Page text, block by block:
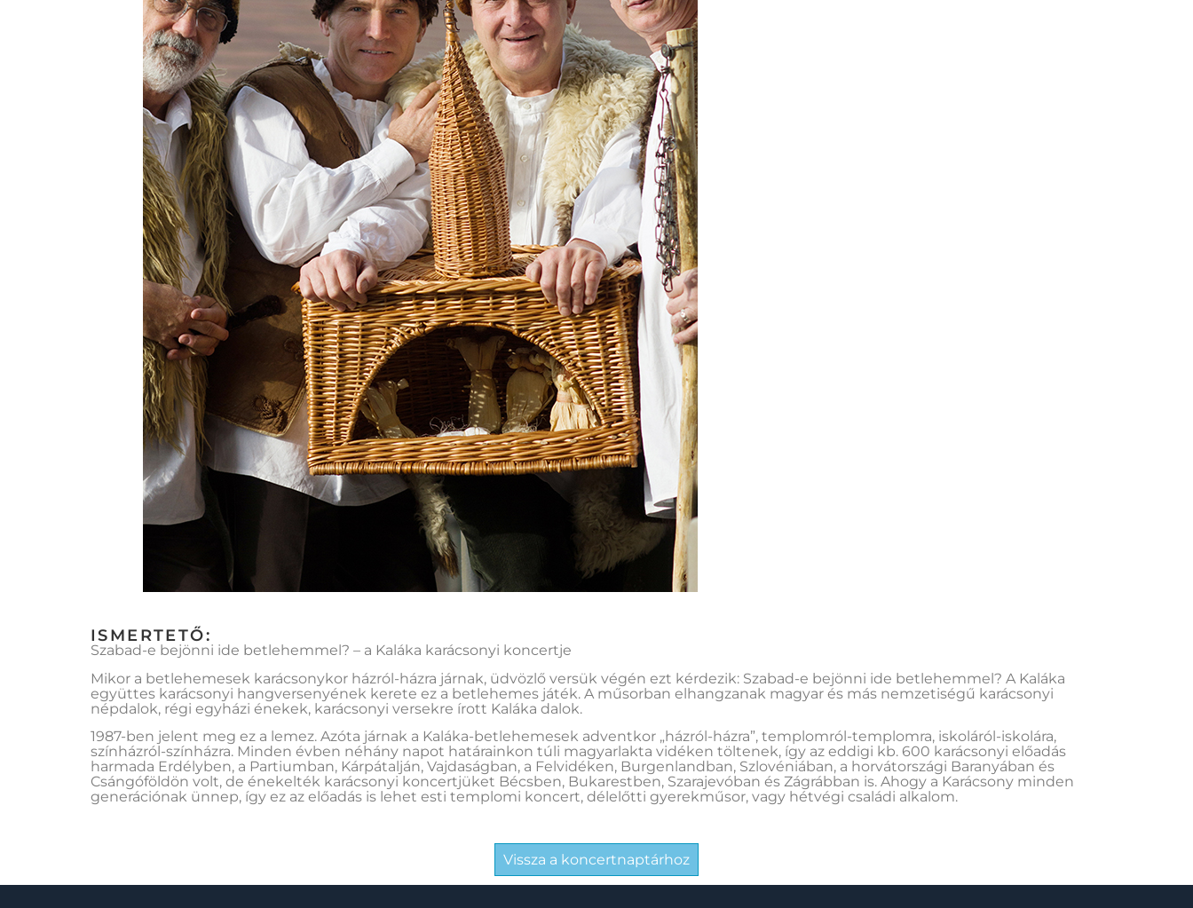
ISMERTETŐ:
Szabad-e bejönni ide betlehemmel? – a Kaláka karácsonyi koncertje
Mikor a betlehemesek karácsonykor házról-házra járnak, üdvözlő versük végén ezt kérdezik: Szabad-e bejönni ide betlehemmel? A Kaláka
együttes karácsonyi hangversenyének kerete ez a betlehemes játék. A műsorban elhangzanak magyar és más nemzetiségű karácsonyi
népdalok, régi egyházi énekek, karácsonyi versekre írott Kaláka dalok.
1987-ben jelent meg ez a lemez. Azóta járnak a Kaláka-betlehemesek adventkor „házról-házra”, templomról-templomra, iskoláról-iskolára,
színházról-színházra. Minden évben néhány napot határainkon túli magyarlakta vidéken töltenek, így az eddigi kb. 600 karácsonyi előadás
harmada Erdélyben, a Partiumban, Kárpátalján, Vajdaságban, a Felvidéken, Burgenlandban, Szlovéniában, a horvátországi Baranyában és
Csángóföldön volt, de énekelték karácsonyi koncertjüket Bécsben, Bukarestben, Szarajevóban és Zágrábban is. Ahogy a Karácsony minden
generációnak ünnep, így ez az előadás is lehet esti templomi koncert, délelőtti gyerekműsor, vagy hétvégi családi alkalom.
Vissza a koncertnaptárhoz